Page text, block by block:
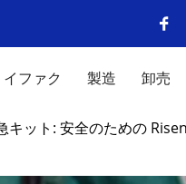
イファク 製造 卸売
キット: 安全のための